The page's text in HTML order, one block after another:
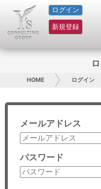
ログイン
新規登録
HOME
サービス紹介
グループ概要
採用情報
お問い合わせ
コンサルティング
HOME ログイン
メールアドレス
パスワード